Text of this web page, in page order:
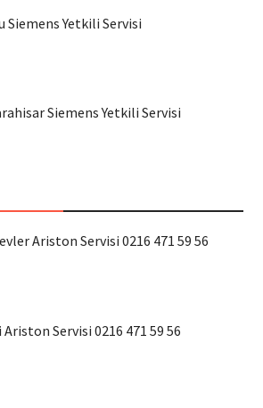
Siemens Yetkili Servisi
Siemens Yetkili Servisi
Ariston Servisi 0216 471 59 56
Ariston Servisi 0216 471 59 56